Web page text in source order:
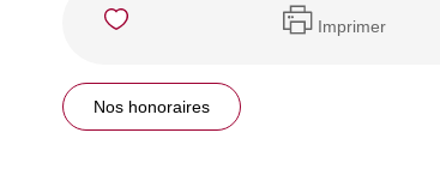
Imprimer
Nos honoraires